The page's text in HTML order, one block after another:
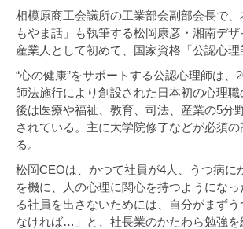
相模原商工会議所の工業部会副部会長で、
もやま話」も執筆する松岡康彦・湘南デ
産業人として初めて、国家資格「公認心理
“心の健康”をサポートする公認心理師は、
師法施行により創設された日本初の心理
後は医療や福祉、教育、司法、産業の5分
されている。主に大学院修了などが必須
る。
松岡CEOは、かつて社員が4人、うつ病に
を機に、人の心理に関心を持つようにな
る社員を出さないためには、自分がまず
なければ…」と、社長業のかたわら勉強を